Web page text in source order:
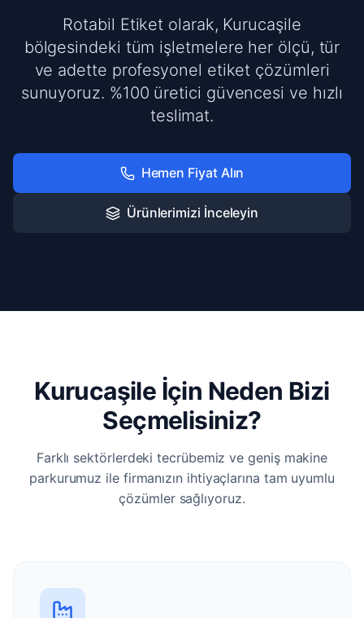
Rotabil Etiket olarak, Kurucaşile
bölgesindeki tüm işletmelere her ölçü, tür
ve adette profesyonel etiket çözümleri
sunuyoruz. %100 üretici güvencesi ve hızlı
teslimat.
Hemen Fiyat Alın
Ürünlerimizi İnceleyin
Kurucaşile İçin Neden Bizi
Seçmelisiniz?
Farklı sektörlerdeki tecrübemiz ve geniş makine
parkurumuz ile firmanızın ihtiyaçlarına tam uyumlu
çözümler sağlıyoruz.